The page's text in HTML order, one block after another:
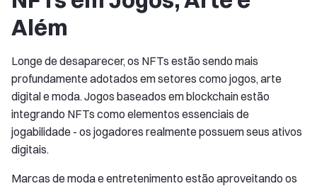
Além
Longe de desaparecer, os NFTs estão sendo mais
profundamente adotados em setores como jogos, arte
digital e moda. Jogos baseados em blockchain estão
integrando NFTs como elementos essenciais de
jogabilidade - os jogadores realmente possuem seus ativos
digitais.
Marcas de moda e entretenimento estão aproveitando os